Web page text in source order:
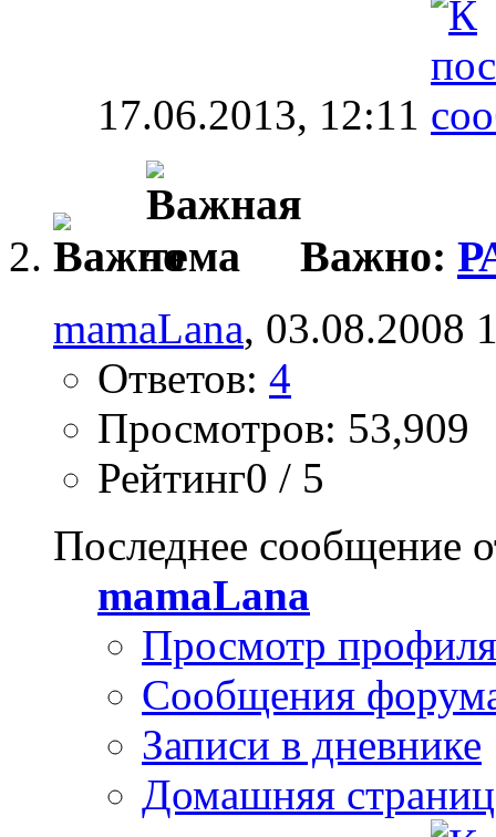
17.06.2013, 12:11
Важно:
mamaLana, 03.08.2008
Ответов: 4
Просмотров: 53,909
Рейтинг0 / 5
Последнее сообщение
mamaLana
Просмотр профиля
Сообщения
Записи в дневнике
Домашняя